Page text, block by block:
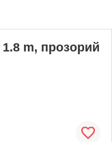
m, прозорий